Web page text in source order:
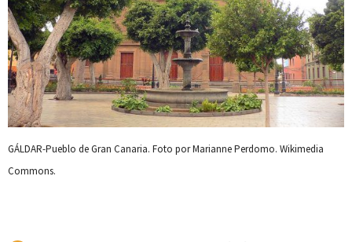
GÁLDAR-Pueblo de Gran Canaria. Foto por Marianne Perdomo. Wikimedia
Commons.